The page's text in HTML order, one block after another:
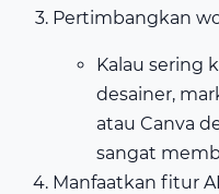
Pertimbangkan
Kalau sering
desainer,
atau Canva
sangat
Manfaatkan fitur